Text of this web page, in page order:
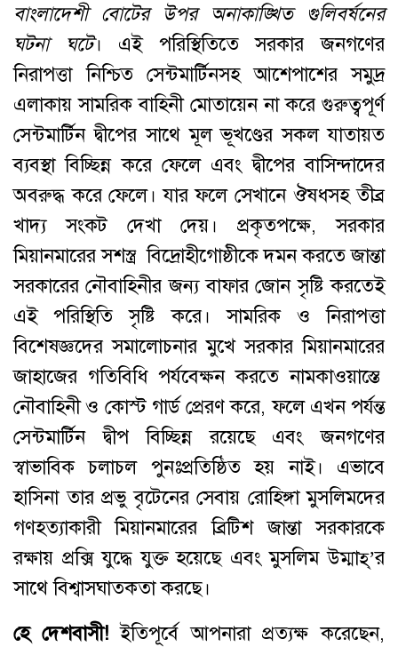
বাংলাদেশী বোটের উপর অনাকাঙ্খিত
গুলিবর্ষনের
ঘটনা
ঘটে। এই পরিস্থিতিতে সরকার জনগণের
নিরাপত্তা নিশ্চিত সেন্টমার্টিনসহ আশেপাশের সমুদ্র
এলাকায় সামরিক বাহিনী মোতায়েন না করে গুরুত্বপূর্ণ
সেন্টমার্টিন দ্বীপের সাথে মূল ভূখণ্ডের সকল যাতায়ত
ব্যবস্থা বিচ্ছিন্ন করে ফেলে এবং দ্বীপের বাসিন্দাদের
অবরুদ্ধ করে ফেলে। যার ফলে সেখানে ঔষধসহ তীব্র
খাদ্য সংকট দেখা দেয়। প্রকৃতপক্ষে, সরকার
মিয়ানমারের সশস্ত্র বিদ্রোহীগোষ্ঠীকে দমন করতে জান্তা
সরকারের নৌবাহিনীর জন্য বাফার জোন সৃষ্টি করতেই
এই পরিস্থিতি সৃষ্টি করে। সামরিক ও নিরাপত্তা
বিশেষজ্ঞদের সমালোচনার মুখে সরকার মিয়ানমারের
জাহাজের গতিবিধি পর্যবেক্ষন করতে নামকাওয়াস্তে
নৌবাহিনী ও কোস্ট গার্ড প্রেরণ করে, ফলে এখন পর্যন্ত
সেন্টমার্টিন দ্বীপ বিচ্ছিন্ন রয়েছে এবং জনগণের
স্বাভাবিক চলাচল পুনঃপ্রতিষ্ঠিত হয় নাই। এভাবে
হাসিনা তার প্রভু বৃটেনের সেবায় রোহিঙ্গা মুসলিমদের
গণহত্যাকারী মিয়ানমারের ব্রিটিশ জান্তা সরকারকে
রক্ষায় প্রক্সি যুদ্ধে যুক্ত হয়েছে এবং মুসলিম উম্মাহ্‌’র
সাথে বিশ্বাসঘাতকতা করছে।
হে দেশবাসী!ইতিপূর্বে আপনারা প্রত্যক্ষ করেছেন,